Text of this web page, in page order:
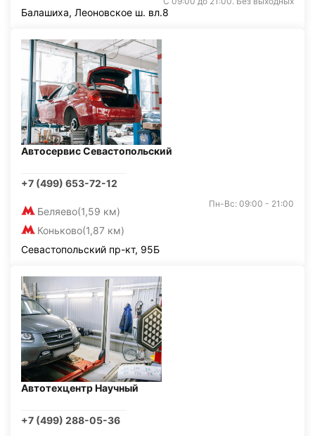
Балашиха, Леоновское ш. вл.8
Автосервис Севастопольский
+7 (499) 653-72-12
Беляево(1,59 км)
Коньково(1,87 км)
Пн-Вс: 09:00 - 21:00
Севастопольский пр-кт, 95Б
Автотехцентр Научный
+7 (499) 288-05-36